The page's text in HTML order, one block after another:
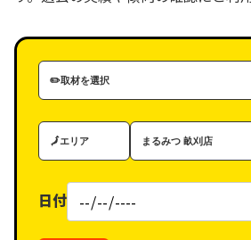
取
材
ゴ
ー
エ
リ
ホ
ー
グ）
日付